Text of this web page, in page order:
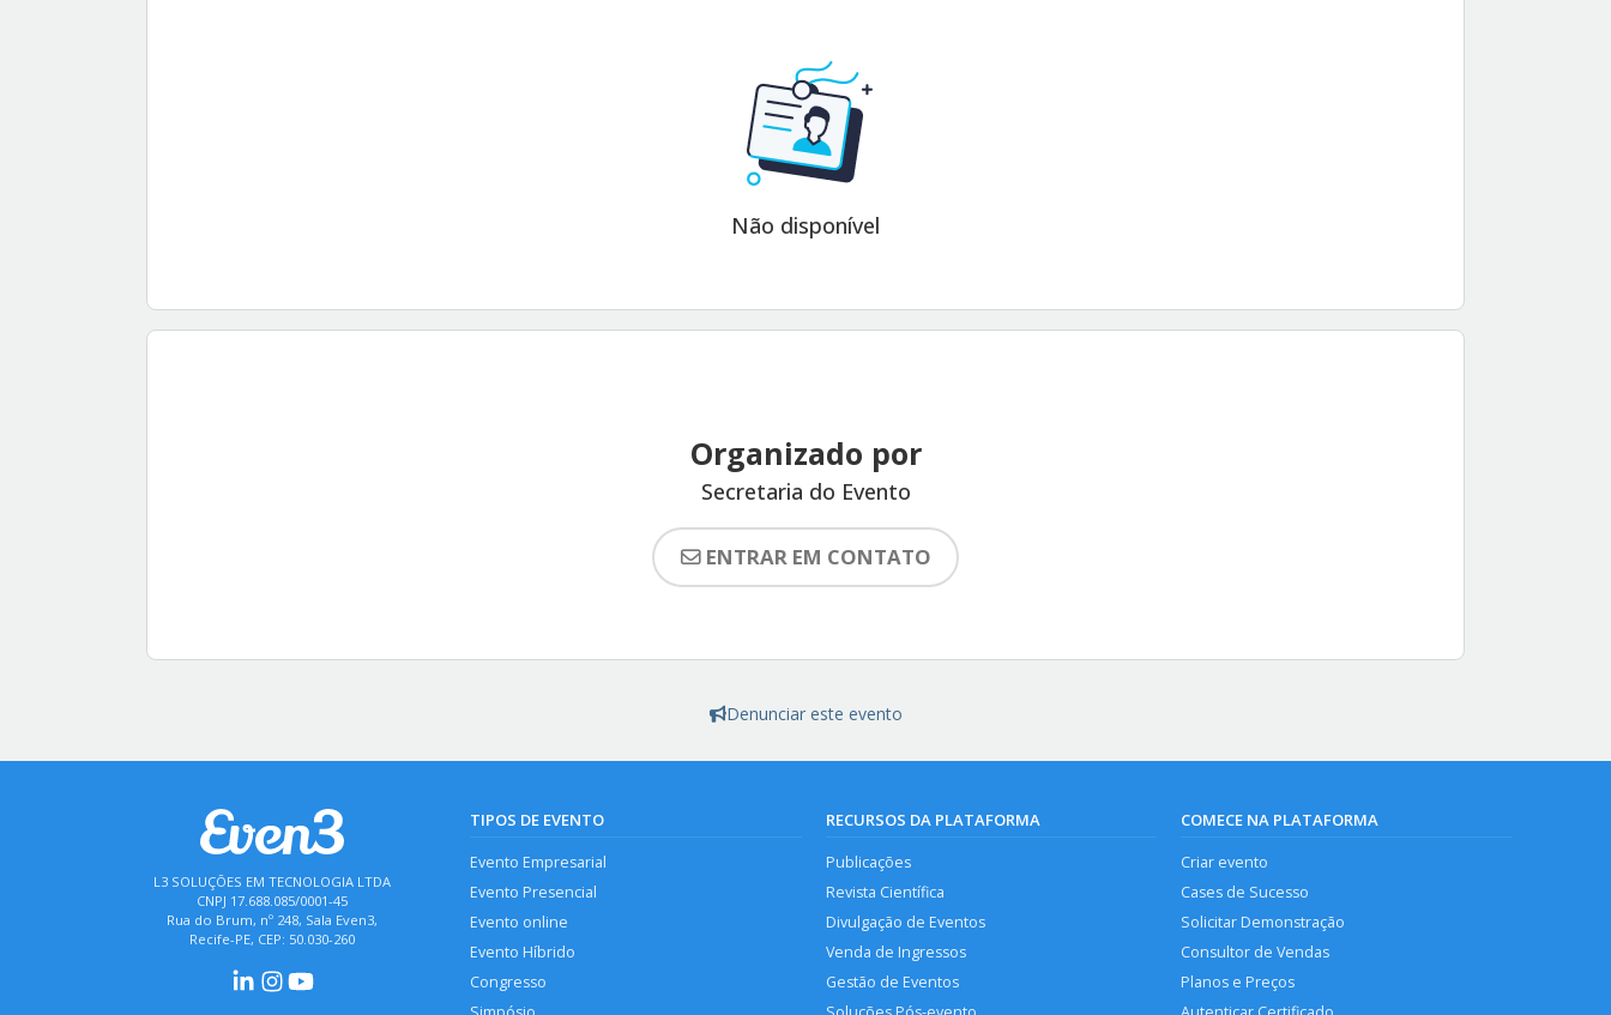
Não disponível
Organizado por
Secretaria do Evento
ENTRAR EM CONTATO
Denunciar este evento
L3 SOLUÇÕES EM TECNOLOGIA LTDA
CNPJ 17.688.085/0001-45
Rua do Brum, nº 248, Sala Even3,
Recife-PE, CEP: 50.030-260
TIPOS DE EVENTO
Evento Empresarial
Evento Presencial
Evento online
Evento Híbrido
Congresso
RECURSOS DA PLATAFORMA
Publicações
Revista Científica
Divulgação de Eventos
Venda de Ingressos
Gestão de Eventos
COMECE NA PLATAFORMA
Criar evento
Cases de Sucesso
Solicitar Demonstração
Consultor de Vendas
Planos e Preços